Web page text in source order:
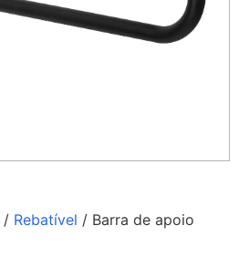
/ Rebatível / Barra de apoio